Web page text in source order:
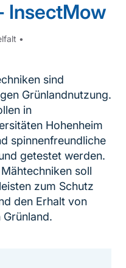
InsectMow
•
sind
Grünlandnutzung.
in
Hohenheim
spinnenfreundliche
getestet werden.
soll
zum Schutz
den Erhalt von